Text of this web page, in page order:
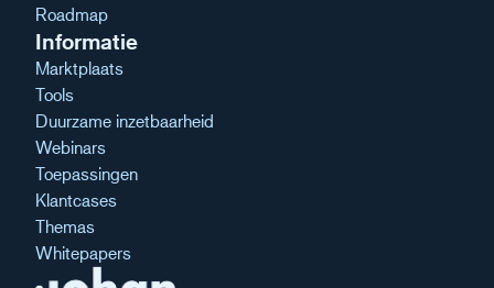
Roadmap
Informatie
Marktplaats
Tools
Duurzame inzetbaarheid
Webinars
Toepassingen
Klantcases
Themas
Whitepapers